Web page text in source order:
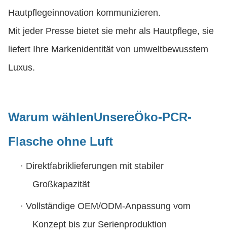
Hautpflegeinnovation kommunizieren.
Mit jeder Presse bietet sie mehr als Hautpflege, sie
liefert Ihre Markenidentität von umweltbewusstem
Luxus.
Warum wählenUnsereÖko-PCR-
Flasche ohne Luft
· Direktfabriklieferungen mit stabiler
Großkapazität
· Vollständige OEM/ODM-Anpassung vom
Konzept bis zur Serienproduktion